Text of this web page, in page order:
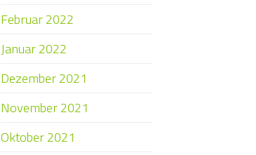
Februar 2022
Januar 2022
Dezember 2021
November 2021
Oktober 2021